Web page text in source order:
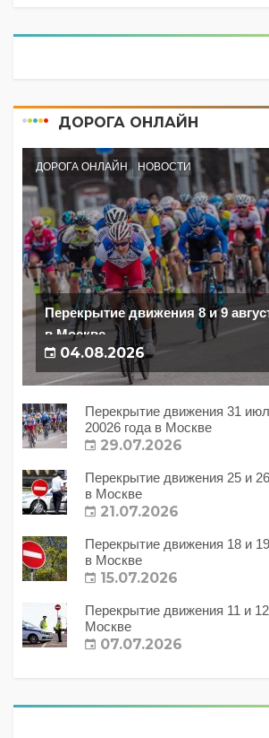
ДОРОГА ОНЛАЙН
ДОРОГА ОНЛАЙН НОВОСТИ
Перекрытие движения 8 и 9
в Москве
04.08.2026
Перекрытие движения 31
20026 года в Москве
29.07.2026
Перекрытие движения 25 и
в Москве
21.07.2026
Перекрытие движения 18 и
в Москве
15.07.2026
Перекрытие движения 11 и
Москве
07.07.2026